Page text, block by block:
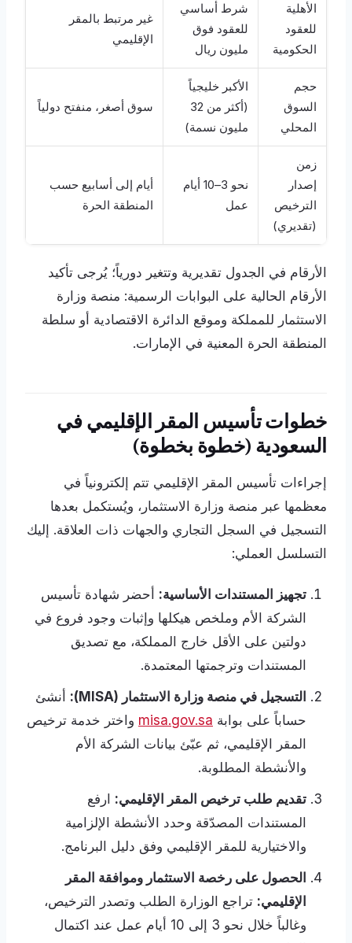
الأهلية
للعقود
الحكومية
شرط أساسي
للعقود فوق
مليون ريال
غير مرتبط بالمقر
الإقليمي
حجم
السوق
المحلي
الأكبر خليجياً
(أكثر من 32
مليون نسمة)
سوق أصغر، منفتح دولياً
زمن
إصدار
الترخيص
(تقديري)
نحو 3–10 أيام
عمل
أيام إلى أسابيع حسب
المنطقة الحرة
الأرقام في الجدول تقديرية وتتغير دورياً؛ يُرجى تأكيد
الأرقام الحالية على البوابات الرسمية: منصة وزارة
الاستثمار للمملكة وموقع الدائرة الاقتصادية أو سلطة
المنطقة الحرة المعنية في الإمارات.
خطوات تأسيس المقر الإقليمي في
السعودية (خطوة بخطوة)
إجراءات تأسيس المقر الإقليمي تتم إلكترونياً في
معظمها عبر منصة وزارة الاستثمار، ويُستكمل بعدها
التسجيل في السجل التجاري والجهات ذات العلاقة. إليك
التسلسل العملي:
تجهيز المستندات الأساسية: أحضر شهادة تأسيس
الشركة الأم وملخص هيكلها وإثبات وجود فروع في
دولتين على الأقل خارج المملكة، مع تصديق
المستندات وترجمتها المعتمدة.
التسجيل في منصة وزارة الاستثمار (MISA):
أنشئ
حساباً على بوابة misa.gov.sa واختر خدمة ترخيص
المقر الإقليمي، ثم عبّئ بيانات الشركة الأم
والأنشطة المطلوبة.
تقديم طلب ترخيص المقر الإقليمي: ارفع
المستندات المصدّقة وحدد الأنشطة الإلزامية
والاختيارية للمقر الإقليمي وفق دليل البرنامج.
الحصول على رخصة الاستثمار وموافقة المقر
الإقليمي: تراجع الوزارة الطلب وتصدر الترخيص،
وغالباً خلال نحو 3 إلى 10 أيام عمل عند اكتمال